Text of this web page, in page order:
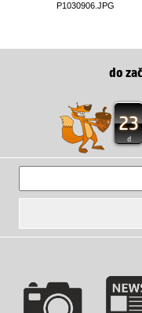
P1030906.JPG
do
23
d